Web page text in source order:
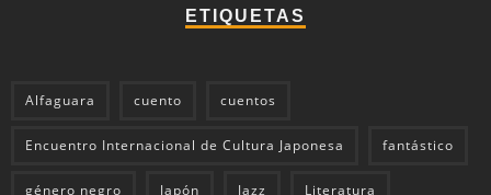
ETIQUETAS
Alfaguara cuento cuentos
Encuentro Internacional de Cultura Japonesa fantástico
género negro Japón Jazz Literatura